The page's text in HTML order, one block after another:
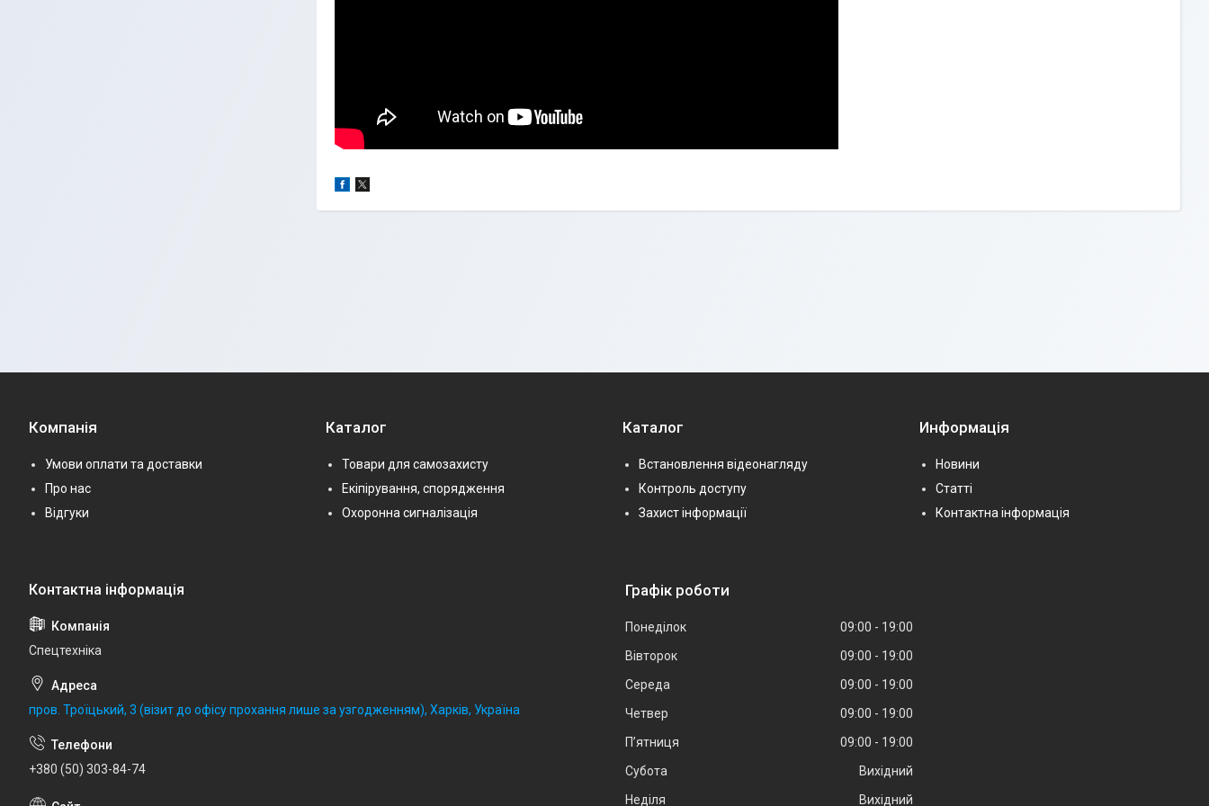
Компанія
Умови оплати та доставки
Про нас
Відгуки
Каталог
Товари для самозахисту
Екіпірування, спорядження
Охоронна сигналізація
Каталог
Встановлення відеонагляду
Контроль доступу
Захист інформації
Информація
Новини
Статті
Контактна інформація
Спецтехніка
пров. Троїцький, 3 (візит до офісу прохання лише за узгодженням), Харків, Україна
+380 (50) 303-84-74
Графік роботи
Понеділок 09:00
19:00
Вівторок
09:00
19:00
Середа
09:00
19:00
Четвер
09:00
19:00
Пʼятниця
09:00
19:00
Субота
Вихідний
Неділя
Вихідний